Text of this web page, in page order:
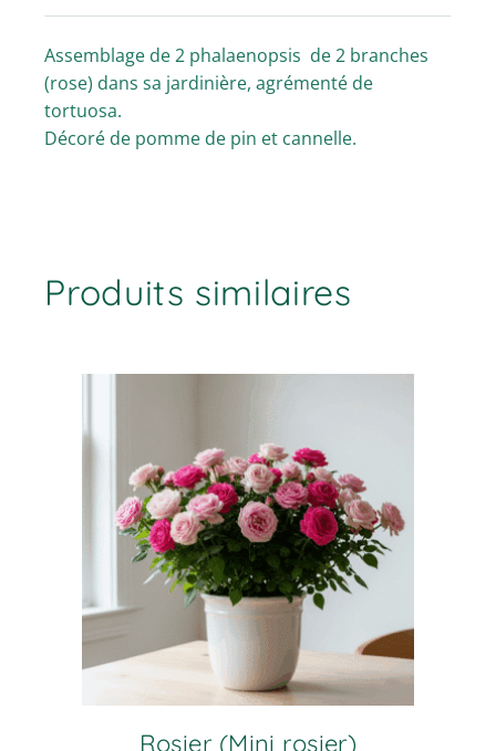
Assemblage de 2 phalaenopsis de 2 branches
(rose) dans sa jardinière, agrémenté de
tortuosa.
Décoré de pomme de pin et cannelle.
Produits similaires
Rosier (Mini rosier)